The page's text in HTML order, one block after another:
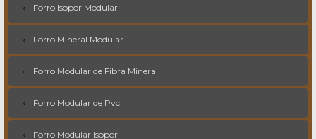
Forro Isopor Modular
Forro Mineral Modular
Forro Modular de Fibra Mineral
Forro Modular de Pvc
Forro Modular Isopor